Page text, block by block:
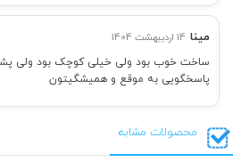
مینا 14 اردیبهشت 1404
ساخت خوب بود ولی خیلی کوچک بود ولی
پاسخگویی به موقع و همیشگیتون
محصولات مشابه